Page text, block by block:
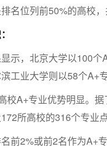
名位列前50%的高校
示，北京大学以100
工业大学则以58个A+
校A+专业优势明显。
所高校的316个专业
前2%或前2名作为A+